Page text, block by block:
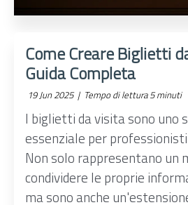
Come Creare Biglietti
Guida Completa
19 Jun 2025 | Tempo di lettura 5 minuti
I biglietti da visita sono uno
essenziale per
Non solo rappresentano un
condividere le proprie
ma sono anche